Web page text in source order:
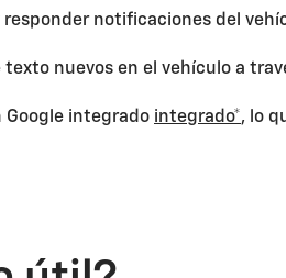
notificaciones del
nuevos en el vehículo a
Google integrado integrado*, lo